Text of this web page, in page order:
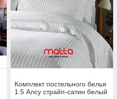
Комплект постельного белья
1.5 Алсу страйп-сатин белый